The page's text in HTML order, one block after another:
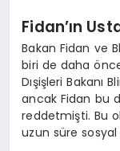
Fidan’ın
Bakan Fidan ve
biri de daha
Dışişleri Bakanı
ancak Fidan bu
reddetmişti. Bu
uzun süre